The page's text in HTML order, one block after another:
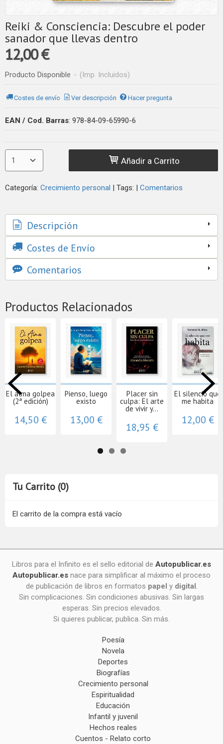
Tu Carrito (0)
El carrito de la compra está vacío
Reiki & Consciencia: Descubre el poder
sanador que llevas dentro
12,00 €
Producto Disponible - (Imp. Incluidos)
Costes de envío Ver descripción Hacer pregunta
EAN / Cod. Barras: 978-84-09-65990-6
Añadir a Carrito
Categoría: Crecimiento personal | Tags: | Comentarios
Descripción
Costes de Envío
Comentarios
Productos Relacionados
El alma golpea
(2ª edición)
14,50 €
Pienso, luego
existo
13,00 €
Placer sin
culpa: El arte
de vivir y...
18,95 €
El silencio que
me habita
12,00 €
Libros para el Infinito es el sello editorial de Autopublicar.es
Autopublicar.es nace para simplificar al máximo el proceso
de publicación de libros en formatos papel y digital.
Sin complicaciones. Sin condiciones abusivas. Sin largas
esperas. Sin precios elevados.
Si quieres publicar, publica. Sin más.
Poesía
Novela
Deportes
Biografías
Crecimiento personal
Espiritualidad
Educación
Infantil y juvenil
Hechos reales
Cuentos - Relato corto